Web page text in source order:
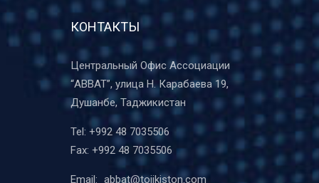
КОНТАКТЫ
Центральный Офис Ассоциации
“ABBAT”, улица Н. Карабаева 19,
Душанбе, Таджикистан
Tel: +992 48 7035506
Fax: +992 48 7035506
Email: abbat@tojikiston.com